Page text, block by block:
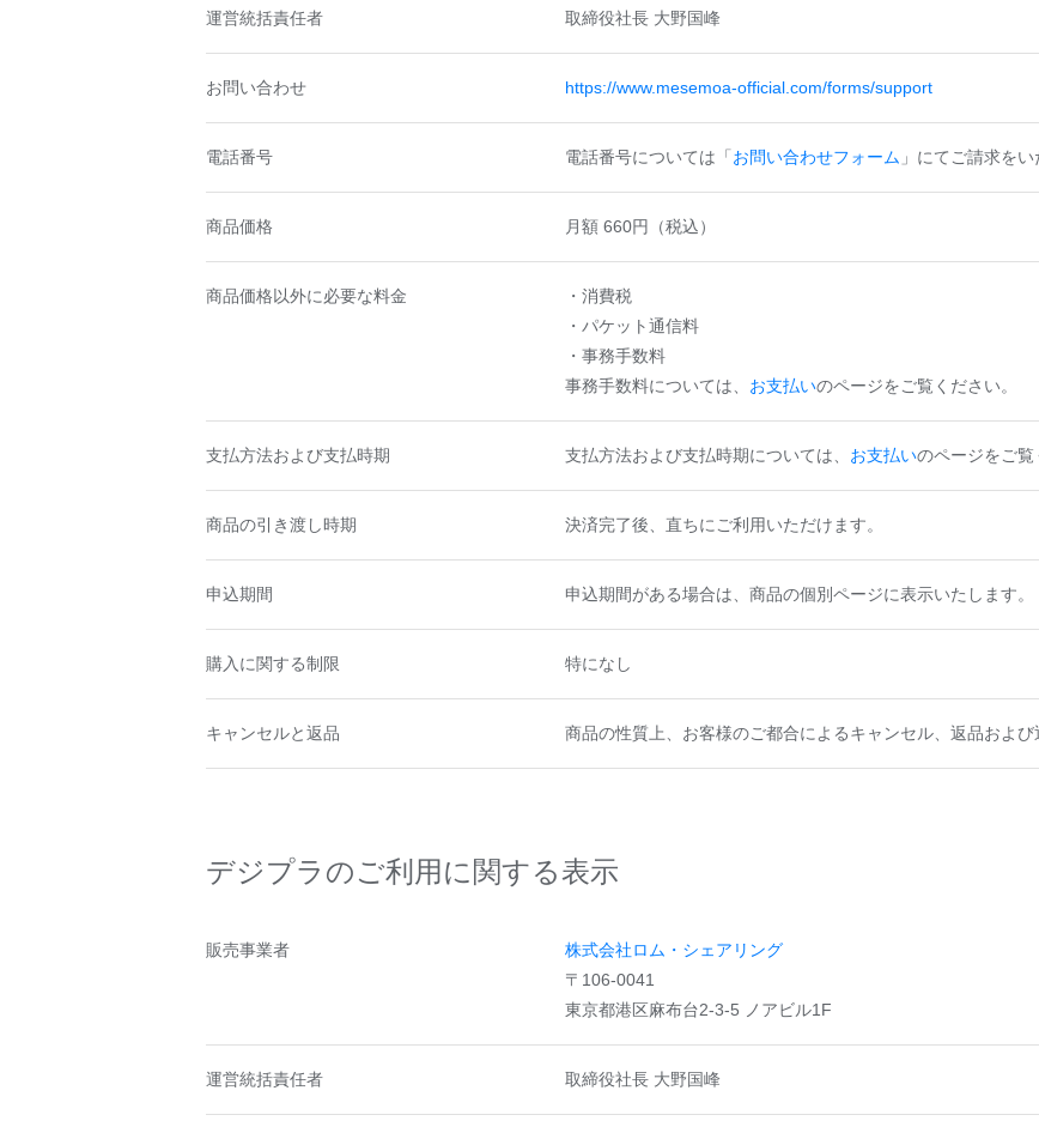
運営統括責任者 取締役社長 大野国峰
お問い合わせ https://www.mesemoa-official.com/forms/support
電話番号 電話番号については「 お問い合わせフォーム 」にてご請求を
商品価格 月額 660円（税込）
商品価格以外に必要な料金
・消費税
・パケット通信料
・事務手数料
事務手数料については、 お支払いのページをご覧ください。
支払方法および支払時期 支払方法および支払時期については、 お支払いのページをご覧
商品の引き渡し時期 決済完了後、直ちにご利用いただけます。
申込期間 申込期間がある場合は、商品の個別ページに表示いたします。
購入に関する制限 特になし
キャンセルと返品 商品の性質上、お客様のご都合によるキャンセル、返品および
デジプラのご利用に関する表示
販売事業者
株式会社ロム・シェアリング
〒106-0041
東京都港区麻布台2-3-5 ノアビル1F
運営統括責任者 取締役社長 大野国峰